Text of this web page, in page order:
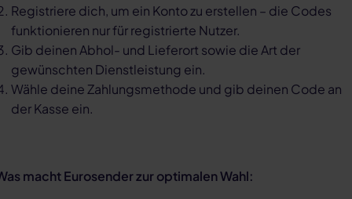
Registriere dich, um ein Konto zu erstellen – die Codes
funktionieren nur für registrierte Nutzer.
Gib deinen Abhol- und Lieferort sowie die Art der
gewünschten Dienstleistung ein.
Wähle deine Zahlungsmethode und gib deinen Code an
der Kasse ein.
macht Eurosender zur optimalen Wahl: